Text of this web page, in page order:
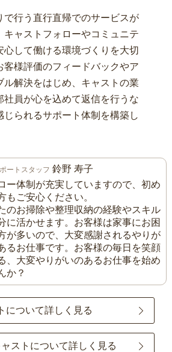
で行う直行直帰でのサービスが
キャストフォローやコミュニテ
心して働ける環境づくりを大切
客様評価のフィードバックやア
ル解決をはじめ、キャストの業
社員が心を込めて返信を行うな
じられるサポート体制を構築し
ートスタッフ 鈴野 寿子
ー体制が充実していますので、初め
もご安心ください。
のお掃除や整理収納の経験やスキル
に活かせます。お客様は家事にお困
が多いので、大変感謝されるやりが
るお仕事です。お客様の毎日を笑顔
、大変やりがいのあるお仕事を始め
か？
について詳しく見る
ストについて詳しく見る